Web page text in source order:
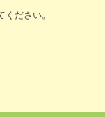
ださい。